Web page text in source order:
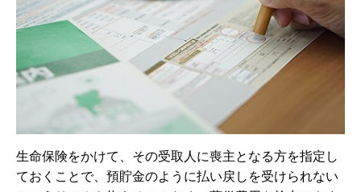
生命保険をかけて、その受取人に喪主となる方を指定し
ておくことで、預貯金のように払い戻しを受けられない